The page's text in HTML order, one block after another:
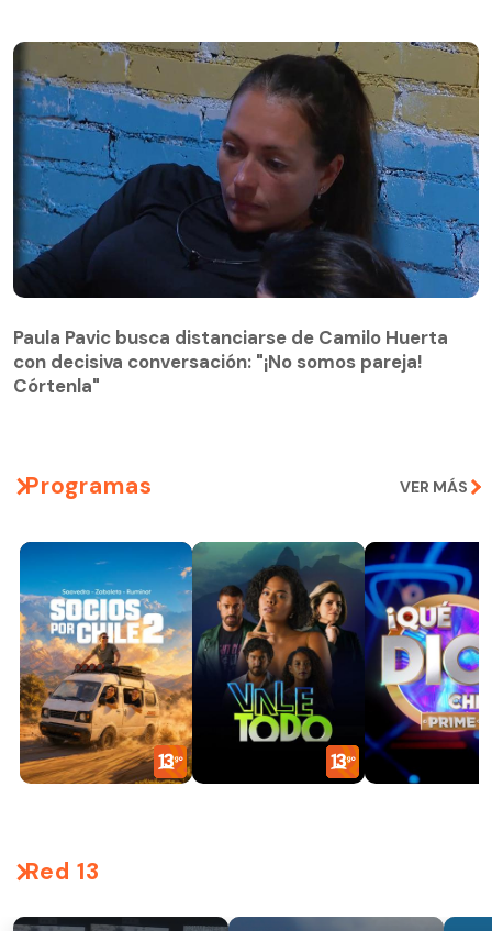
con decisiva conversación: "¡No somos pareja!
Córtenla"
Paula Pavic busca distanciarse de Camilo Huerta
con decisiva conversación: "¡No somos pareja!
Córtenla"
Programas VER MÁS
Red 13